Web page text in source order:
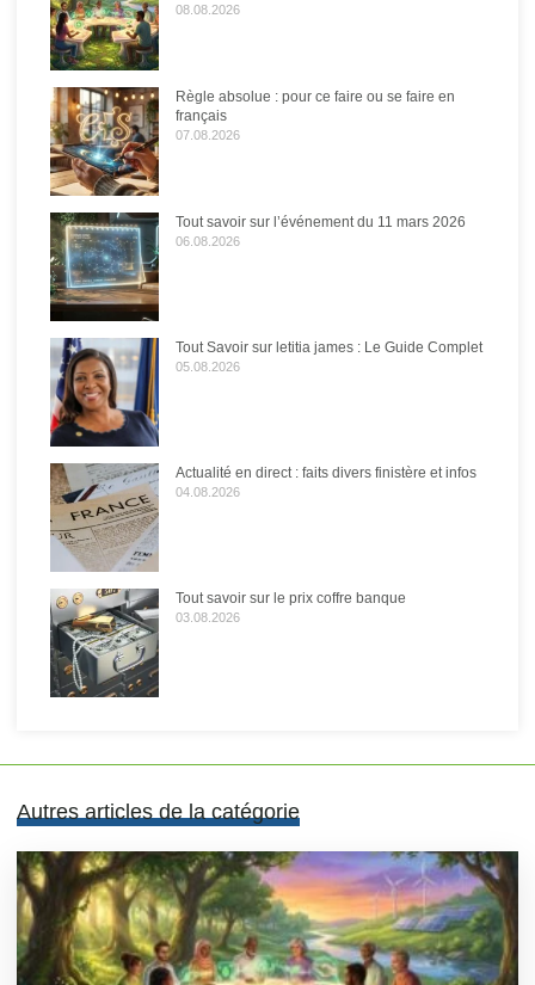
08.08.2026
Règle absolue : pour ce faire ou se faire en
français
07.08.2026
Tout savoir sur l’événement du 11 mars 2026
06.08.2026
Tout Savoir sur letitia james : Le Guide Complet
05.08.2026
Actualité en direct : faits divers finistère et infos
04.08.2026
Tout savoir sur le prix coffre banque
03.08.2026
Autres articles de la catégorie